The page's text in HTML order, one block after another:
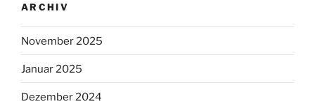
ARCHIV
November 2025
Januar 2025
Dezember 2024